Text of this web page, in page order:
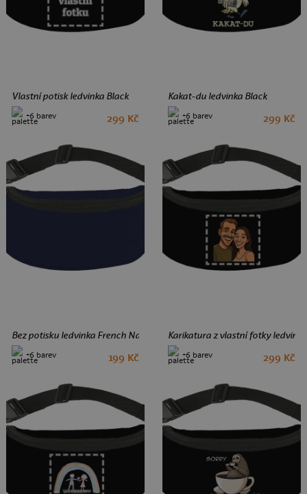
123 Kč
Vlastní potisk ledvinka Black
+6 barev 299 Kč
Kakat-du ledvinka Black
+6 barev 299 Kč
Bez potisku ledvinka French Navy
+6 barev 199 Kč
Karikatura z vlastní fotky
+6 barev 299 Kč